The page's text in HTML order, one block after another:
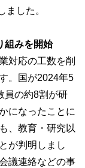
した。
組みを開始
対応の工数を削
。国が2024年5
員の約8割が研
になったことに
、教育・研究以
が判明しまし
議連絡などの事